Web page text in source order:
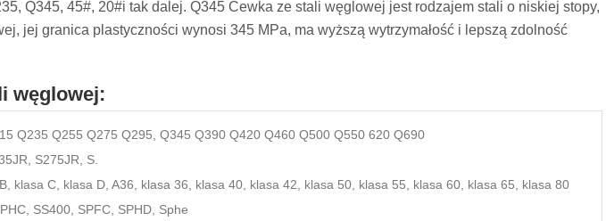
Q345, 45#, 20#i tak dalej. Q345 Cewka ze stali węglowej jest rodzajem stali o niskiej stopy,
jej granica plastyczności wynosi 345 MPa, ma wyższą wytrzymałość i lepszą zdolność
węglowej:
Q235 Q255 Q275 Q295, Q345 Q390 Q420 Q460 Q500 Q550 620 Q690
S275JR, S.
klasa C, klasa D, A36, klasa 36, klasa 40, klasa 42, klasa 50, klasa 55, klasa 60, klasa 65, klasa 80
SS400, SPFC, SPHD, Sphe